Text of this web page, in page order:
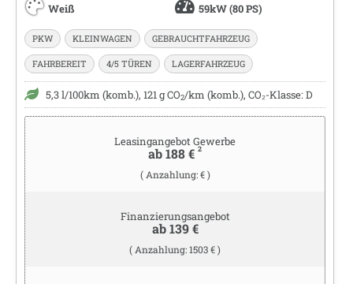
Weiß 59kW (80 PS)
PKW KLEINWAGEN GEBRAUCHTFAHRZEUG
FAHRBEREIT 4/5 TÜREN LAGERFAHRZEUG
5,3 l/100km (komb.), 121 g CO2/km (komb.), CO₂-Klasse: D
Leasingangebot Gewerbe
ab 188 € 2
( Anzahlung: € )
Finanzierungsangebot
ab 139 €
( Anzahlung: 1503 € )